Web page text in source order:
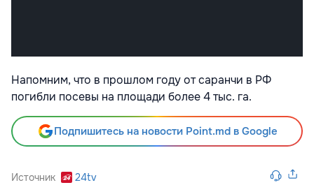
Напомним, что в прошлом году от саранчи в РФ
погибли посевы на площади более 4 тыс. га.
Подпишитесь на новости Point.md в Google
Источник 24tv